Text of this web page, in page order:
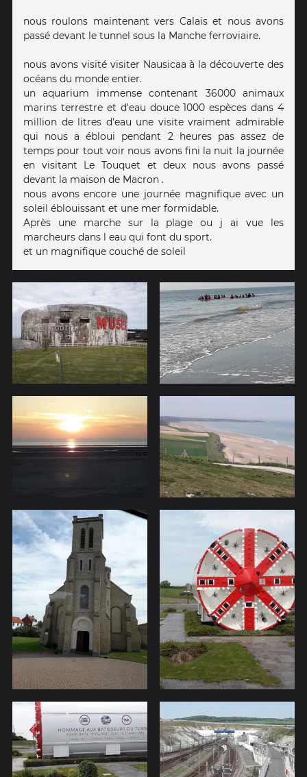
nous roulons maintenant vers Calais et nous avons
passé devant le tunnel sous la Manche ferroviaire.
nous avons visité visiter Nausicaa à la découverte des
océans du monde entier.
un aquarium immense contenant 36000 animaux
marins terrestre et d'eau douce 1000 espèces dans 4
million de litres d'eau une visite vraiment admirable
qui nous a ébloui pendant 2 heures pas assez de
temps pour tout voir nous avons fini la nuit la journée
en visitant Le Touquet et deux nous avons passé
devant la maison de Macron .
nous avons encore une journée magnifique avec un
soleil éblouissant et une mer formidable.
Après une marche sur la plage ou j ai vue les
marcheurs dans l eau qui font du sport.
et un magnifique couché de soleil